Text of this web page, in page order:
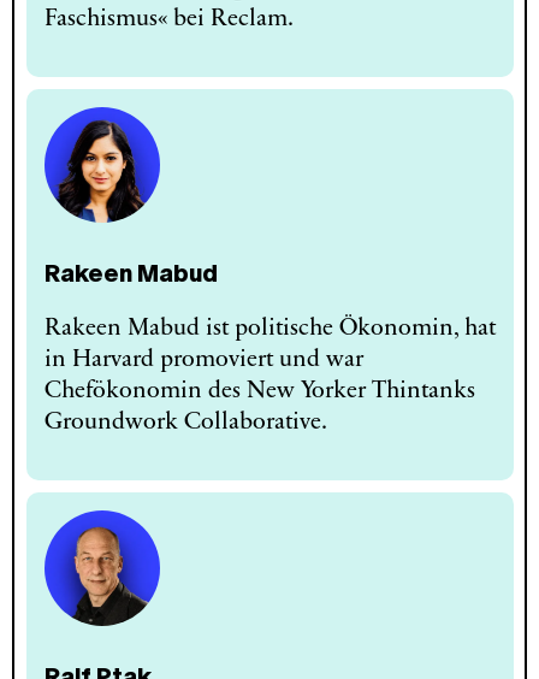
Faschismus« bei Reclam.
Rakeen Mabud
Rakeen Mabud ist politische Ökonomin, hat
in Harvard promoviert und war
Chefökonomin des New Yorker Thintanks
Groundwork Collaborative.